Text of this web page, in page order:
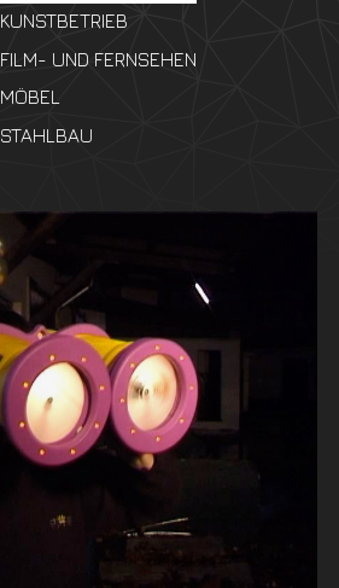
KUNSTBETRIEB
FILM- UND FERNSEHEN
MÖBEL
STAHLBAU